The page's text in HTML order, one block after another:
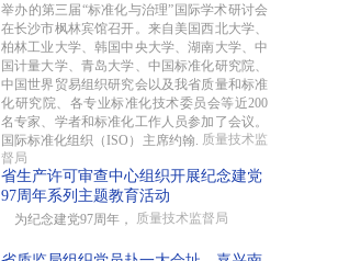
举办的第三届“标准化与治理”国际学术研讨会
在长沙市枫林宾馆召开。来自美国西北大学、
柏林工业大学、韩国中央大学、湖南大学、中
国计量大学、青岛大学、中国标准化研究院、
中国世界贸易组织研究会以及我省质量和标准
化研究院、各专业标准化技术委员会等近200
名专家、学者和标准化工作人员参加了会议。
国际标准化组织（ISO）主席约翰. 质量技术监
督局
省生产许可审查中心组织开展纪念建党
97周年系列主题教育活动
为纪念建党97周年， 质量技术监督局